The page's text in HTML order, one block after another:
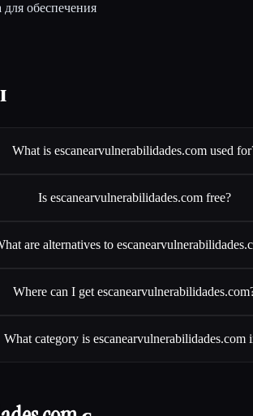
для обеспечения
What is escanearvulnerabilidades.com used
Is escanearvulnerabilidades.com free?
are alternatives to
Where can I get
What category is escanearvulnerabilidades.com